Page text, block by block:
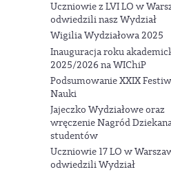
Uczniowie z LVI LO w
odwiedzili nasz Wydział
Wigilia Wydziałowa 2025
Inauguracja roku
2025/2026 na WIChiP
Podsumowanie XXIX
Nauki
Jajeczko Wydziałowe oraz
wręczenie Nagród
studentów
Uczniowie 17 LO w
odwiedzili Wydział